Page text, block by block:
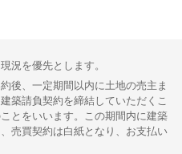
況を優先とします。
後、一定期間以内に土地の売主ま
築請負契約を締結していただくこ
とをいいます。この期間内に建築
売買契約は白紙となり、お支払い